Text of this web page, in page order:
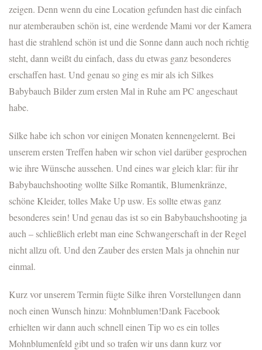
zeigen. Denn wenn du eine Location gefunden hast die einfach
nur atemberauben schön ist, eine werdende Mami vor der Kamera
hast die strahlend schön ist und die Sonne dann auch noch richtig
steht, dann weißt du einfach, dass du etwas ganz besonderes
erschaffen hast. Und genau so ging es mir als ich Silkes
Babybauch Bilder zum ersten Mal in Ruhe am PC angeschaut
habe.
Silke habe ich schon vor einigen Monaten kennengelernt. Bei
unserem ersten Treffen haben wir schon viel darüber gesprochen
wie ihre Wünsche aussehen. Und eines war gleich klar: für ihr
Babybauchshooting wollte Silke Romantik, Blumenkränze,
schöne Kleider, tolles Make Up usw. Es sollte etwas ganz
besonderes sein! Und genau das ist so ein Babybauchshooting ja
auch – schließlich erlebt man eine Schwangerschaft in der Regel
nicht allzu oft. Und den Zauber des ersten Mals ja ohnehin nur
einmal.
Kurz vor unserem Termin fügte Silke ihren Vorstellungen dann
noch einen Wunsch hinzu: Mohnblumen!Dank Facebook
erhielten wir dann auch schnell einen Tip wo es ein tolles
Mohnblumenfeld gibt und so trafen wir uns dann kurz vor